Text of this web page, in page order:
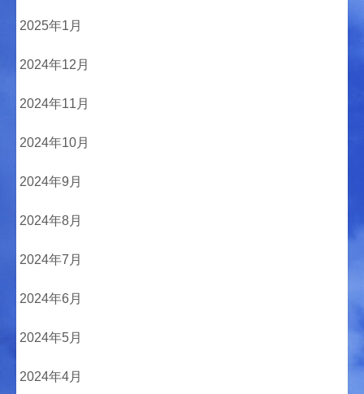
2025年1月
2024年12月
2024年11月
2024年10月
2024年9月
2024年8月
2024年7月
2024年6月
2024年5月
2024年4月